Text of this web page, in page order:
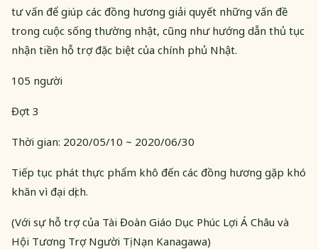
tư vấn để giúp các đồng hương giải quyết những vấn đề
trong cuộc sống thường nhật, cũng như hướng dẫn thủ tục
nhận tiền hỗ trợ đặc biệt của chính phủ Nhật.
105 người
Đợt 3
Thời gian: 2020/05/10 ~ 2020/06/30
Tiếp tục phát thực phẩm khô đến các đồng hương gặp khó
khăn vì đại dịch.
(Với sự hỗ trợ của Tài Đoàn Giáo Dục Phúc Lợi Á Châu và
Hội Tương Trợ Người Tị Nạn Kanagawa)